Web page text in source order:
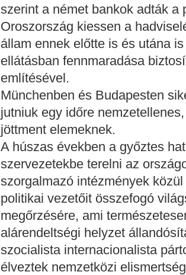
szerint a német bankok adták a
Oroszország kiessen a
állam ennek előtte is és utána
ellátásban fennmaradása
említésével.
Münchenben és Budapesten
jutniuk egy időre
jöttment elemeknek.
A húszas években a győztes
szervezetekbe terelni az
szorgalmazó intézmények
politikai vezetőit összefogó
megőrzésére, ami
alárendeltségi helyzet
szocialista internacionalista
élveztek nemzetközi